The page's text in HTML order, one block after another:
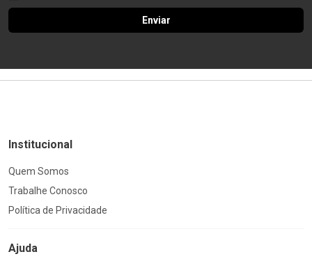
Enviar
Institucional
Quem Somos
Trabalhe Conosco
Política de Privacidade
Ajuda